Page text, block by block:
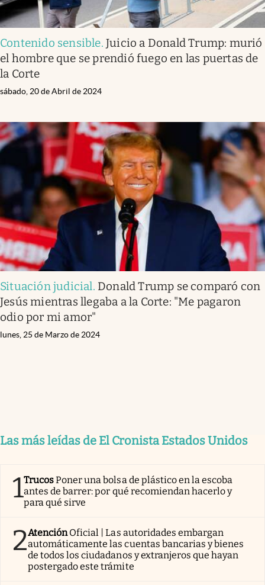
Contenido sensible.Juicio a Donald Trump: murió
el hombre que se prendió fuego en las puertas de
la Corte
sábado, 20 de Abril de 2024
Situación judicial. Donald Trump se comparó con
Jesús mientras llegaba a la Corte: "Me pagaron
odio por mi amor"
lunes, 25 de Marzo de 2024
Las más leídas de El Cronista Estados Unidos
1TrucosPoner una bolsa de plástico en la escoba
antes de barrer: por qué recomiendan hacerlo y
para qué sirve
2AtenciónOficial | Las autoridades embargan
automáticamente las cuentas bancarias y bienes
de todos los ciudadanos y extranjeros que hayan
postergado este trámite